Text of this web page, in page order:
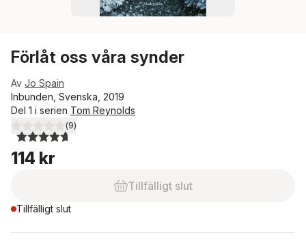
Förlåt oss våra synder
Av Jo Spain
Inbunden, Svenska, 2019
Del 1 i serien Tom Reynolds
4,7utav 5 stjärnor. Totalt antal röster:
(9)
114 kr
Tillfälligt slut
Tillfälligt slut